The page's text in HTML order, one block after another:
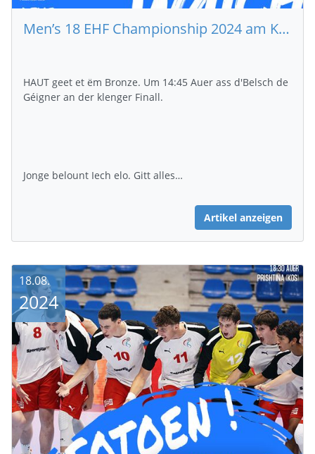
Men’s 18 EHF Championship 2024 am Kosovo (BEL - LUX)
HAUT geet et ëm Bronze. Um 14:45 Auer ass d'Belsch de
Géigner an der klenger Finall.
Jonge belount Iech elo. Gitt alles…
Artikel anzeigen
18.08.
2024